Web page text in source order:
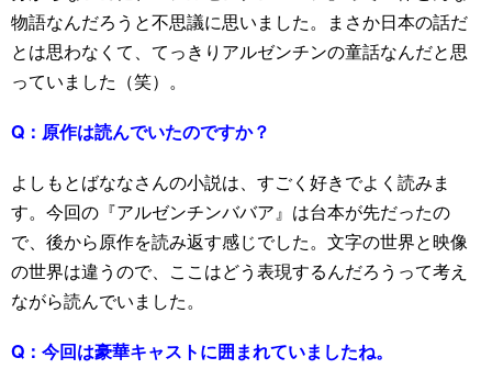
物語なんだろうと不思議に思いました。まさか日本の話だ
とは思わなくて、てっきりアルゼンチンの童話なんだと思
っていました（笑）。
Q： 原作は読んでいたのですか？
よしもとばななさんの小説は、すごく好きでよく読みま
す。今回の『アルゼンチンババア』は台本が先だったの
で、後から原作を読み返す感じでした。文字の世界と映像
の世界は違うので、ここはどう表現するんだろうって考え
ながら読んでいました。
Q： 今回は豪華キャストに囲まれていましたね。